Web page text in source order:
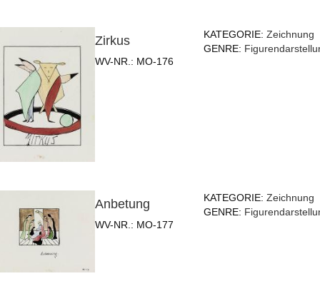
Zirkus
WV-NR.: MO-176
KATEGORIE:Zeichnung
GENRE:
Anbetung
WV-NR.: MO-177
KATEGORIE:Zeichnung
GENRE: